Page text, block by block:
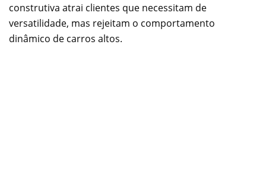
construtiva atrai clientes que necessitam de
versatilidade, mas rejeitam o comportamento
dinâmico de carros altos.